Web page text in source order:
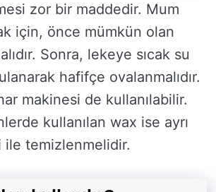
zor bir maddedir. Mum
için, önce mümkün olan
Sonra, lekeye sıcak su
hafifçe ovalanmalıdır.
makinesi de kullanılabilir.
kullanılan wax ise ayrı
temizlenmelidir.